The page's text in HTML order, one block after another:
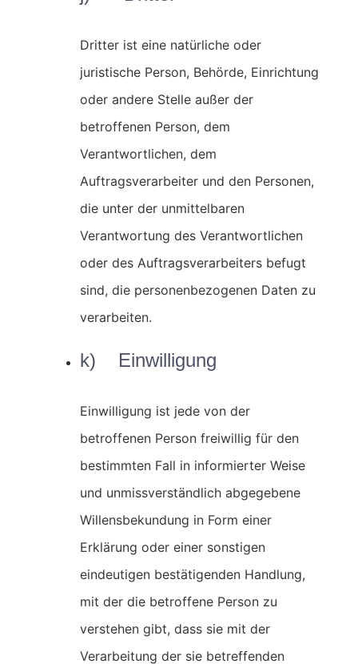
Dritter ist eine natürliche oder
juristische Person, Behörde, Einrichtung
oder andere Stelle außer der
betroffenen Person, dem
Verantwortlichen, dem
Auftragsverarbeiter und den Personen,
die unter der unmittelbaren
Verantwortung des Verantwortlichen
oder des Auftragsverarbeiters befugt
sind, die personenbezogenen Daten zu
verarbeiten.
k) Einwilligung
Einwilligung ist jede von der
betroffenen Person freiwillig für den
bestimmten Fall in informierter Weise
und unmissverständlich abgegebene
Willensbekundung in Form einer
Erklärung oder einer sonstigen
eindeutigen bestätigenden Handlung,
mit der die betroffene Person zu
verstehen gibt, dass sie mit der
Verarbeitung der sie betreffenden